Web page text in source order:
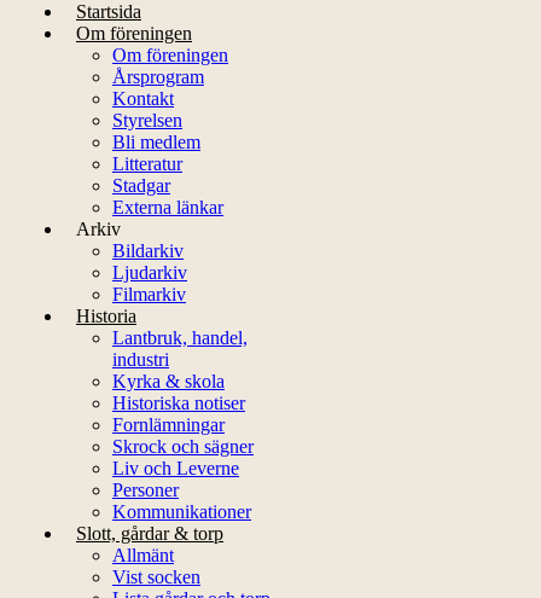
Startsida
Om föreningen
Om föreningen
Årsprogram
Kontakt
Styrelsen
Bli medlem
Litteratur
Stadgar
Externa länkar
Arkiv
Bildarkiv
Ljudarkiv
Filmarkiv
Historia
Lantbruk, handel,
industri
Kyrka & skola
Historiska notiser
Fornlämningar
Skrock och sägner
Liv och Leverne
Personer
Kommunikationer
Slott, gårdar & torp
Allmänt
Vist socken